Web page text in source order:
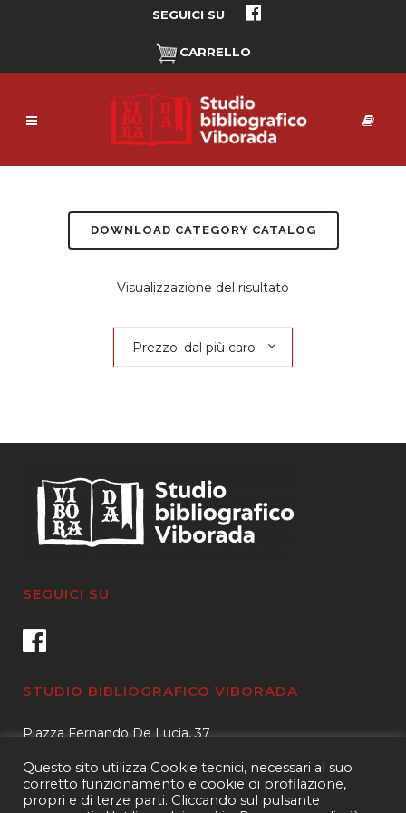
SEGUICI SU
CARRELLO
DOWNLOAD CATEGORY CATALOG
Visualizzazione del risultato
Prezzo: dal più caro
SEGUICI SU
STUDIO BIBLIOGRAFICO VIBORADA
Piazza Fernando De Lucia, 37
Tel.3400596959 – 3404632889
email.info@viborada.it
Questo sito utilizza Cookie tecnici, necessari al suo
corretto funzionamento e cookie di profilazione,
propri e di terze parti. Cliccando sul pulsante